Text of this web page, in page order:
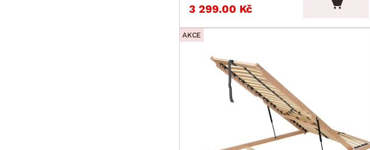
3 299.00 Kč
AKCE